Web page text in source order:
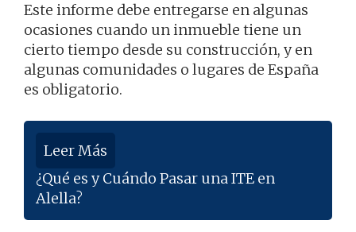
Este informe debe entregarse en algunas
ocasiones cuando un inmueble tiene un
cierto tiempo desde su construcción, y en
algunas comunidades o lugares de España
es obligatorio.
Leer Más
¿Qué es y Cuándo Pasar una ITE en
Alella?